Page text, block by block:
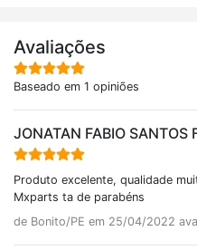
Avaliações
Baseado em 1 opiniões
JONATAN FABIO SANTOS
Produto excelente, qualidade
Mxparts ta de parabéns
de Bonito/PE em 25/04/2022